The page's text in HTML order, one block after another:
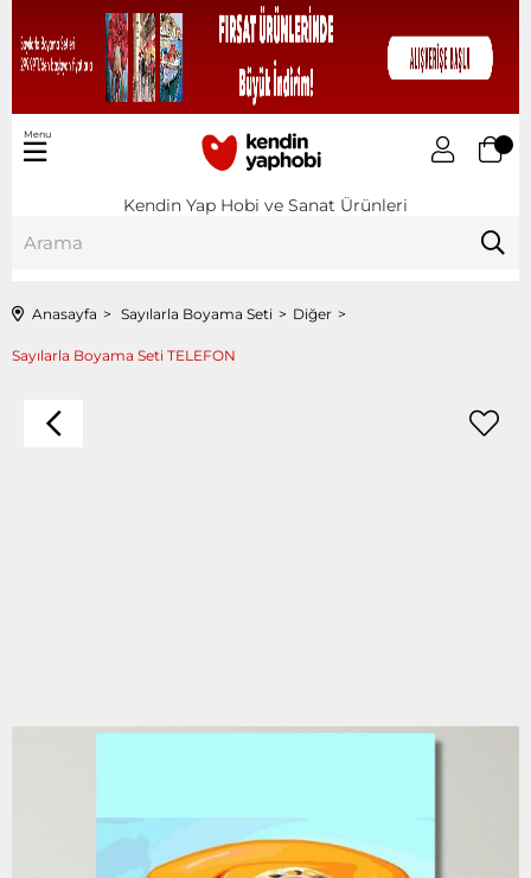
Kendin Yap Hobi ve Sanat Ürünleri
Menu
Anasayfa Sayılarla Boyama Seti Diğer
Sayılarla Boyama Seti TELEFON